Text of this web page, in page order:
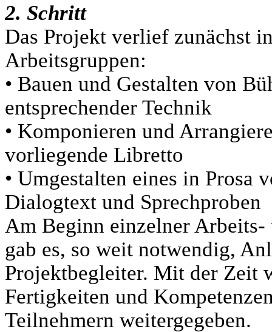
2. Schritt
Das Projekt verlief zunächst
Arbeitsgruppen:
• Bauen und Gestalten von
entsprechender Technik
• Komponieren und
vorliegende Libretto
• Umgestalten eines in Prosa
Dialogtext und Sprechproben
Am Beginn einzelner
gab es, so weit notwendig,
Projektbegleiter. Mit der Zeit
Fertigkeiten und
Teilnehmern weitergegeben.